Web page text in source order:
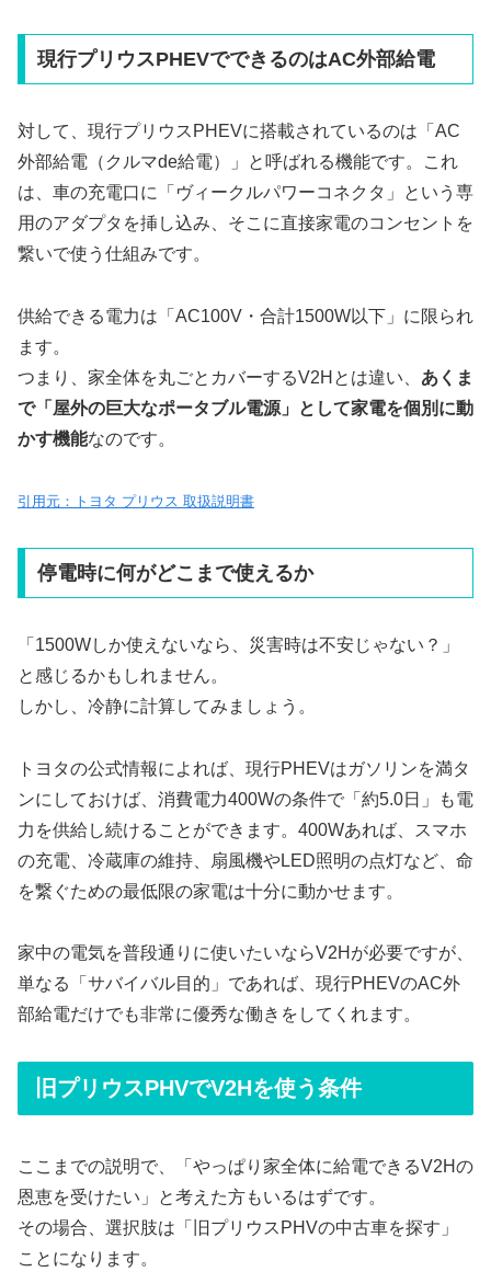
現行プリウスPHEVでできるのはAC外部給電
対して、現行プリウスPHEVに搭載されているのは「AC
外部給電（クルマde給電）」と呼ばれる機能です。これ
は、車の充電口に「ヴィークルパワーコネクタ」という専
用のアダプタを挿し込み、そこに直接家電のコンセントを
繋いで使う仕組みです。
供給できる電力は「AC100V・合計1500W以下」に限られ
ます。
つまり、家全体を丸ごとカバーするV2Hとは違い、 あくま
で「屋外の巨大なポータブル電源」として家電を個別に動
かす機能なのです。
引用元：トヨタ プリウス 取扱説明書
停電時に何がどこまで使えるか
「1500Wしか使えないなら、災害時は不安じゃない？」
と感じるかもしれません。
しかし、冷静に計算してみましょう。
トヨタの公式情報によれば、現行PHEVはガソリンを満タ
ンにしておけば、消費電力400Wの条件で「約5.0日」も電
力を供給し続けることができます。400Wあれば、スマホ
の充電、冷蔵庫の維持、扇風機やLED照明の点灯など、命
を繋ぐための最低限の家電は十分に動かせます。
家中の電気を普段通りに使いたいならV2Hが必要ですが、
単なる「サバイバル目的」であれば、現行PHEVのAC外
部給電だけでも非常に優秀な働きをしてくれます。
旧プリウスPHVでV2Hを使う条件
ここまでの説明で、「やっぱり家全体に給電できるV2Hの
恩恵を受けたい」と考えた方もいるはずです。
その場合、選択肢は「旧プリウスPHVの中古車を探す」
ことになります。